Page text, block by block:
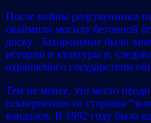
После войны родственники
окаймили могилу бетонной
доску . Захоронение было
истории и культуры и,
охраняемого государством
Тем не менее, это место
осквернению со стороны
вандалов. В 1992 году была